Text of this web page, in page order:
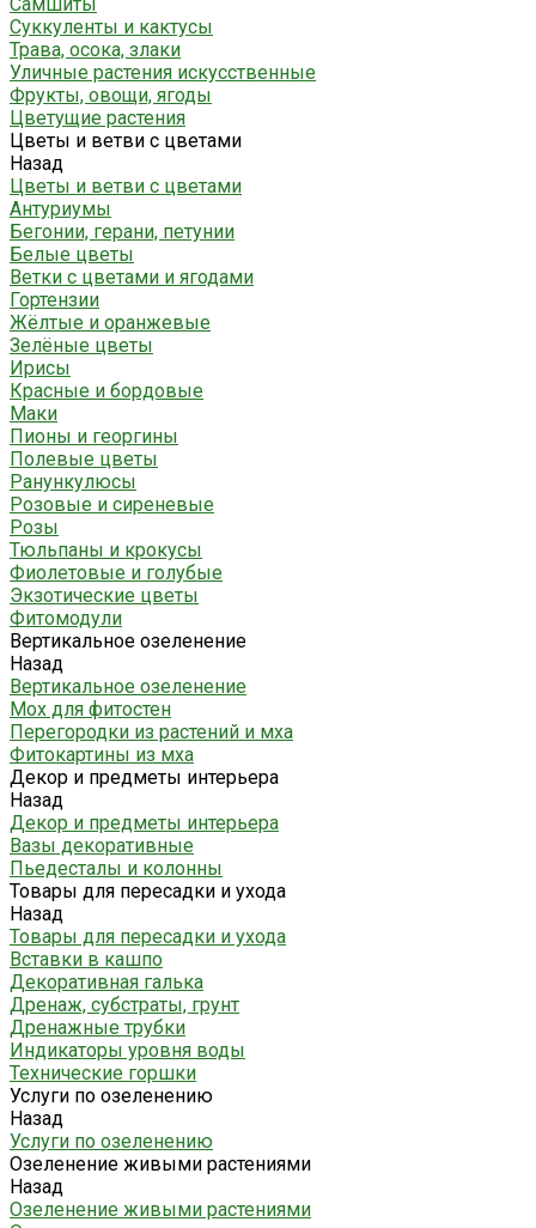
Суккуленты и кактусы
Трава, осока, злаки
Уличные растения искусственные
Фрукты, овощи, ягоды
Цветущие растения
Цветы и ветви с цветами
Назад
Цветы и ветви с цветами
Антуриумы
Бегонии, герани, петунии
Белые цветы
Ветки с цветами и ягодами
Гортензии
Жёлтые и оранжевые
Зелёные цветы
Ирисы
Красные и бордовые
Маки
Пионы и георгины
Полевые цветы
Ранункулюсы
Розовые и сиреневые
Розы
Тюльпаны и крокусы
Фиолетовые и голубые
Экзотические цветы
Фитомодули
Вертикальное озеленение
Назад
Вертикальное озеленение
Мох для фитостен
Перегородки из растений и мха
Фитокартины из мха
Декор и предметы интерьера
Назад
Декор и предметы интерьера
Вазы декоративные
Пьедесталы и колонны
Товары для пересадки и ухода
Назад
Товары для пересадки и ухода
Вставки в кашпо
Декоративная галька
Дренаж, субстраты, грунт
Дренажные трубки
Индикаторы уровня воды
Технические горшки
Услуги по озеленению
Назад
Услуги по озеленению
Озеленение живыми растениями
Назад
Озеленение живыми растениями